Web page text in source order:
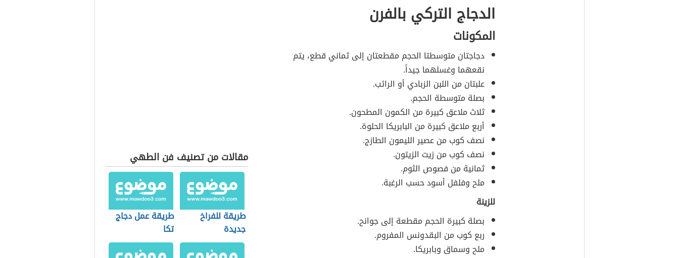
الدجاج التركي بالفرن
المكونات
دجاجتان متوسطتا الحجم مقطعتان إلى ثماني قطع، يتم
نقعهما وغسلهما جيداً.
علبتان من اللبن الزبادي أو الرائب.
بصلة متوسطة الحجم.
ثلاث ملاعق كبيرة من الكمون المطحون.
أربع ملاعق كبيرة من البابريكا الحلوة.
نصف كوب من عصير الليمون الطازج.
نصف كوب من زيت الزيتون.
ثمانية من فصوص الثوم.
ملح وفلفل أسود حسب الرغبة.
للزينة
بصلة كبيرة الحجم مقطعة إلى جوانح.
ربع كوب من البقدونس المفروم.
ملح وسماق وبابريكا.
مقالات من تصنيف فن الطهي
طريقة للفراخ
جديدة
طريقة عمل دجاج
تكا